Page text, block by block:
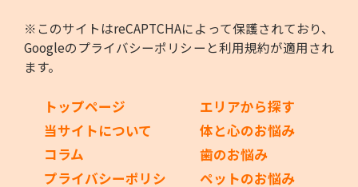
※このサイトはreCAPTCHAによって保護されており、
Googleのプライバシーポリシー と利用規約が適用され
ます。
トップページ
当サイトについて
コラム
プライバシーポリシ
エリアから探す
体と心のお悩み
歯のお悩み
ペットのお悩み